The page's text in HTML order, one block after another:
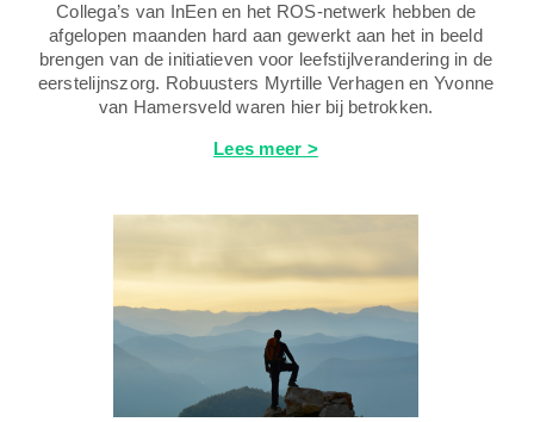
Collega’s van InEen en het ROS-netwerk hebben de
afgelopen maanden hard aan gewerkt aan het in beeld
brengen van de initiatieven voor leefstijlverandering in de
eerstelijnszorg. Robuusters Myrtille Verhagen en Yvonne
van Hamersveld waren hier bij betrokken.
Lees meer >